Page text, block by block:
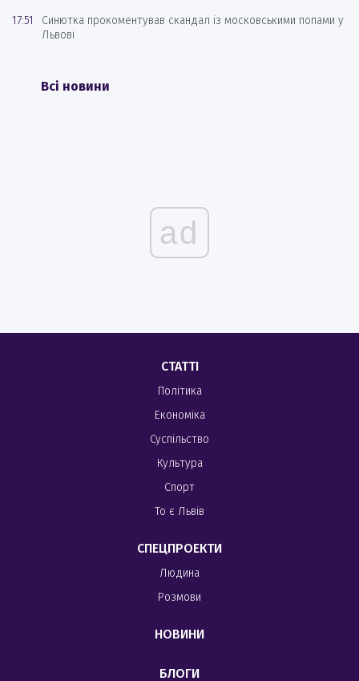
17:51
Синютка прокоментував скандал із московськими попами у
Львові
Всі новини
ad
СТАТТІ
Політика
Економіка
Суспільство
Культура
Спорт
То є Львів
СПЕЦПРОЕКТИ
Людина
Розмови
НОВИНИ
БЛОГИ